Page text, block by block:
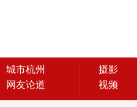
城市杭州
网友论道
摄影
视频